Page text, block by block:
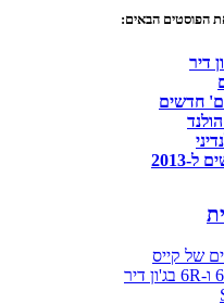
את הפוסטים הבאים:
2013
של קייס